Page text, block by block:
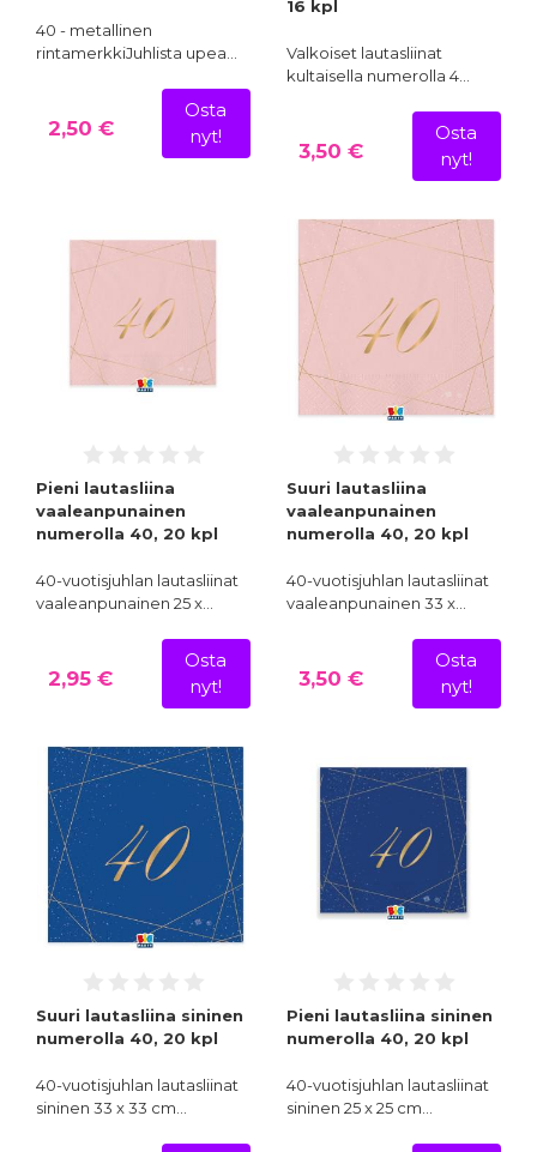
40 - metallinen
rintamerkkiJuhlista upea…
2,50 €
Osta
nyt!
16 kpl
Valkoiset lautasliinat
kultaisella numerolla 4…
3,50 €
Osta
nyt!
Pieni lautasliina
vaaleanpunainen
numerolla 40, 20 kpl
40-vuotisjuhlan lautasliinat
vaaleanpunainen 25 x…
2,95 €
Osta
nyt!
Suuri lautasliina
vaaleanpunainen
numerolla 40, 20 kpl
40-vuotisjuhlan lautasliinat
vaaleanpunainen 33 x…
3,50 €
Osta
nyt!
Suuri lautasliina sininen
numerolla 40, 20 kpl
40-vuotisjuhlan lautasliinat
sininen 33 x 33 cm…
Pieni lautasliina sininen
numerolla 40, 20 kpl
40-vuotisjuhlan lautasliinat
sininen 25 x 25 cm…